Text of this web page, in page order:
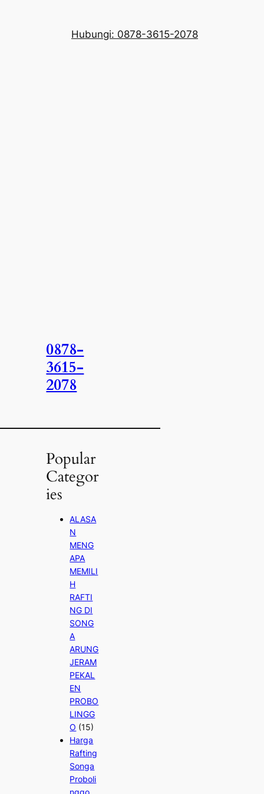
Hubungi: 0878-3615-2078
0878-
3615-
2078
Popular
Categor
ies
ALASA
N
MENG
APA
MEMILI
H
RAFTI
NG DI
SONG
A
ARUNG
JERAM
PEKAL
EN
PROBO
LINGG
O (15)
Harga
Rafting
Songa
Proboli